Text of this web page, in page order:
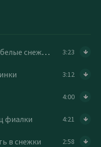
снежинки 3:23
3:12
4:00
фиалки 4:21
в снежки 2:58